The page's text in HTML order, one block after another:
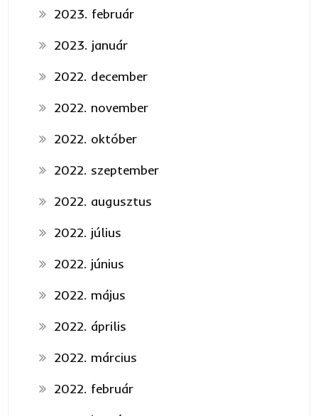
2023. február
2023. január
2022. december
2022. november
2022. október
2022. szeptember
2022. augusztus
2022. július
2022. június
2022. május
2022. április
2022. március
2022. február